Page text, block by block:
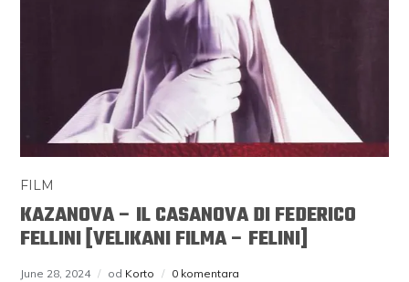
FILM
KAZANOVA – IL CASANOVA DI FEDERICO
FELLINI [VELIKANI FILMA – FELINI]
June 28, 2024 od Korto 0 komentara